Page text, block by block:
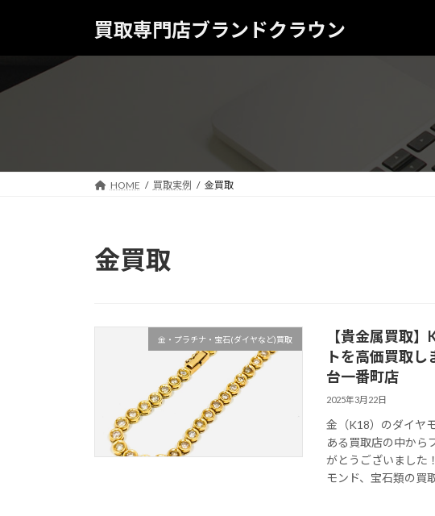
ツ
シ
買取専門店ブランドクラウン
HOME 買取実例 金買取
金買取
金・プラチナ・宝石(ダイヤなど)買取
【貴金属買取
トを高価買取
台一番町店
2025年3月22日
金（K18）のダイヤ
ある買取店の中から
がとうございました
モンド、宝石類の買